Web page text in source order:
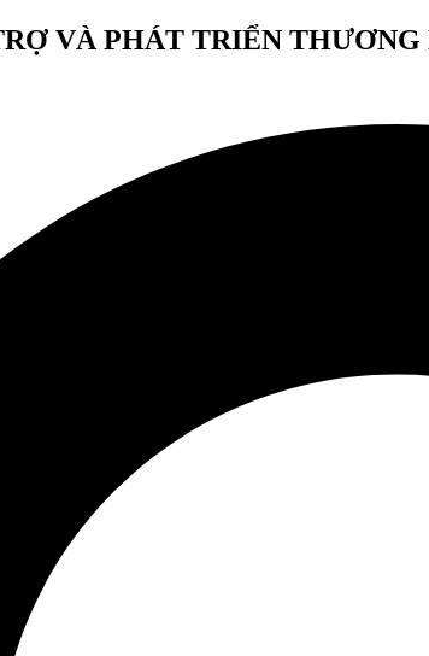
VÀ PHÁT TRIỂN